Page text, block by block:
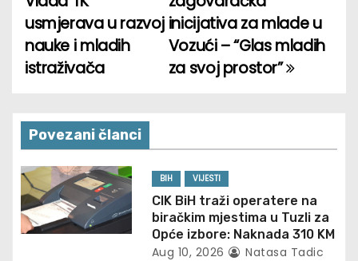
o
s
n
a
v
i
inicijativa za mlade u
Vozući – “Glas mladih
za svoj prostor”
usmjerava u razvoj
nauke i mladih
istraživača
Povezani članci
BIH VIJESTI
CIK BiH traži operatere na
biračkim mjestima u Tuzli za
Opće izbore: Naknada 310 KM
Aug 10, 2026 Natasa Tadic